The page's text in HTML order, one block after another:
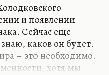
и появлении
Сейчас еще
каков он будет.
– это необходимо.
хотя мы